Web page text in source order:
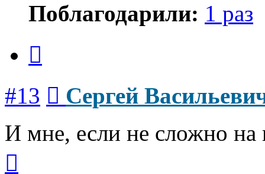
Поблагодарили: 1 раз
#13
Сергей
И мне, если не сложно на
началу